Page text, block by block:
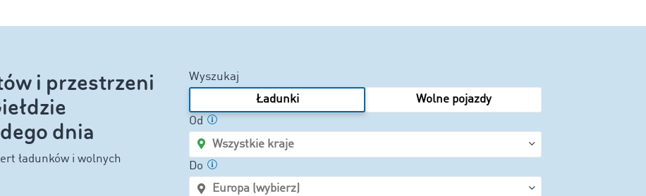
i przestrzeni
dnia
ładunków i wolnych
Wyszukaj
Ładunki
Wolne pojazdy
Od
Do